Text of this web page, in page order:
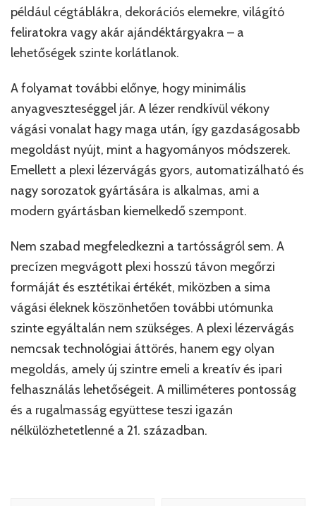
például cégtáblákra, dekorációs elemekre, világító
feliratokra vagy akár ajándéktárgyakra – a
lehetőségek szinte korlátlanok.
A folyamat további előnye, hogy minimális
anyagveszteséggel jár. A lézer rendkívül vékony
vágási vonalat hagy maga után, így gazdaságosabb
megoldást nyújt, mint a hagyományos módszerek.
Emellett a plexi lézervágás gyors, automatizálható és
nagy sorozatok gyártására is alkalmas, ami a
modern gyártásban kiemelkedő szempont.
Nem szabad megfeledkezni a tartósságról sem. A
precízen megvágott plexi hosszú távon megőrzi
formáját és esztétikai értékét, miközben a sima
vágási éleknek köszönhetően további utómunka
szinte egyáltalán nem szükséges. A plexi lézervágás
nemcsak technológiai áttörés, hanem egy olyan
megoldás, amely új szintre emeli a kreatív és ipari
felhasználás lehetőségeit. A milliméteres pontosság
és a rugalmasság együttese teszi igazán
nélkülözhetetlenné a 21. században.